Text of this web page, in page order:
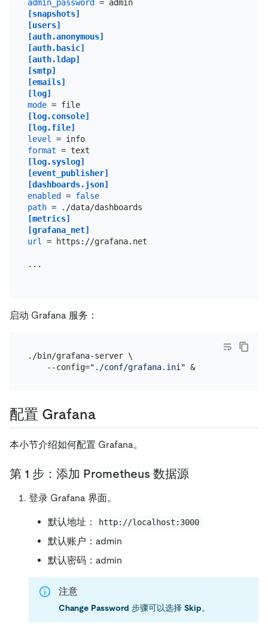
admin_password
= admin
[snapshots]
[users]
[auth.anonymous]
[auth.basic]
[auth.ldap]
[smtp]
[emails]
[log]
mode
= file
[log.console]
[log.file]
level
= info
format
[log.syslog]
[event_publisher]
[dashboards.json]
enabled = false
path
[metrics]
[grafana_net]
url
= https://grafana.net
...
启动 Grafana 服务：
./bin/grafana-server \
    --config=
"./conf/grafana.ini" &
配置 Grafana
本小节介绍如何配置 Grafana。
第 1 步：添加 Prometheus 数据源
登录 Grafana 界面。
默认地址： http://localhost:3000
默认账户：admin
默认密码：admin
注意
Change Password 步骤可以选择 Skip。